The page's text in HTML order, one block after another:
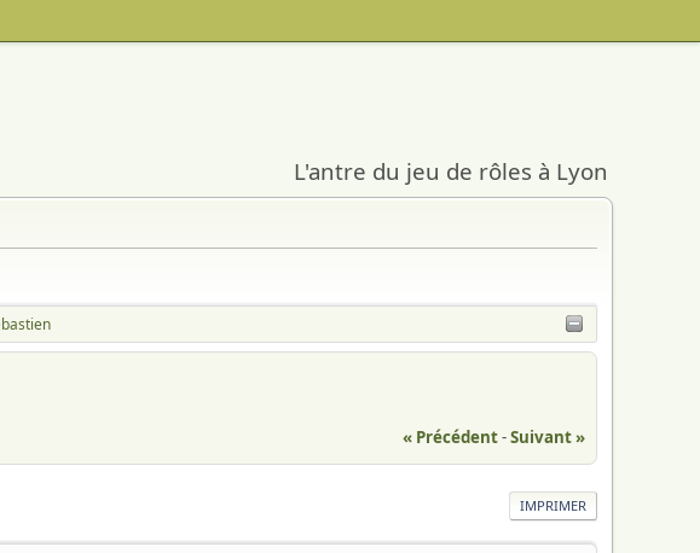
L'antre du jeu de rôles à Lyon
« Précédent-Suivant »
IMPRIMER